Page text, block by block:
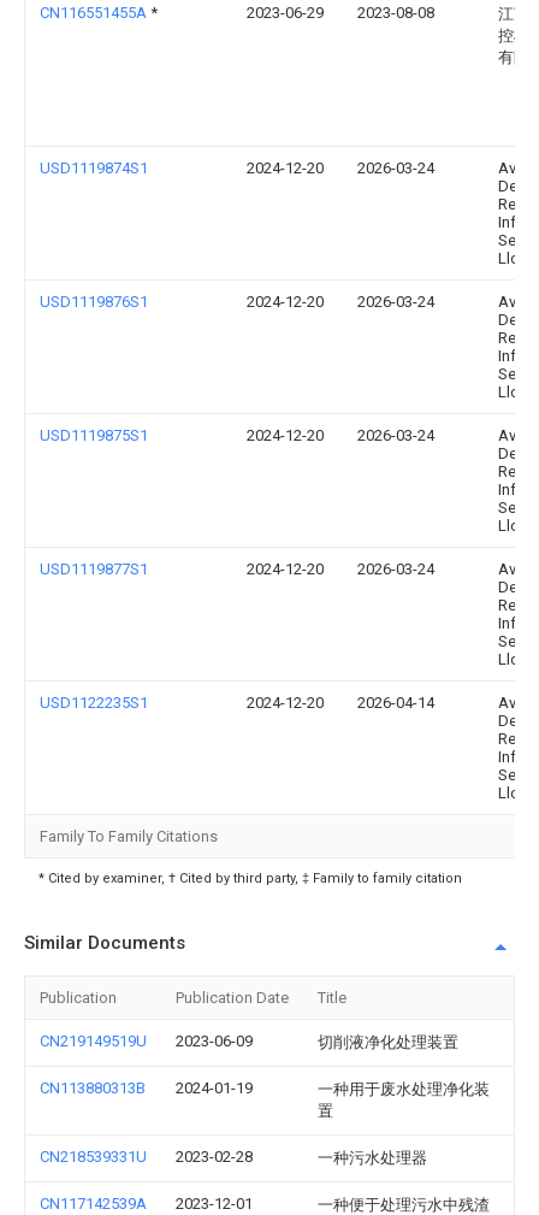
CN116551455A * 2023-06-29 2023-08-08
江苏
控机
有限
USD1119874S1 2024-12-20 2026-03-24
Avery
Retail
Llc
USD1119876S1 2024-12-20 2026-03-24
Avery
Retail
Llc
USD1119875S1 2024-12-20 2026-03-24
Avery
Retail
Llc
USD1119877S1 2024-12-20 2026-03-24
Avery
Retail
Llc
USD1122235S1 2024-12-20 2026-04-14
Avery
Retail
Llc
Family To Family Citations
* Cited by examiner, † Cited by third party, ‡ Family to family citation
Similar Documents
Publication Publication Date Title
CN219149519U 2023-06-09 切削液净化处理装置
CN113880313B 2024-01-19
一种用于废水处理净化装
置
CN218539331U 2023-02-28 一种污水处理器
CN117142539A 2023-12-01
一种便于处理污水中残渣